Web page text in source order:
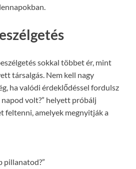
sokkal többet ér, mint
társalgás. Nem kell nagy
ha valódi érdeklődéssel fordulsz
napod volt?” helyett próbálj
feltenni, amelyek megnyitják a
pillanatod?”